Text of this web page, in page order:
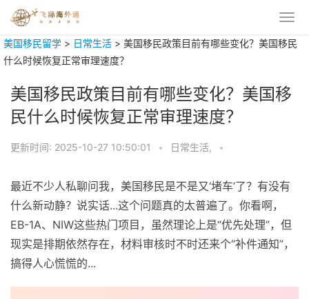
美国移民留学 > 日常生活 > 美国移民政策目前有哪些变化？美国移民
什么时候恢复正常审理速度？
美国移民政策目前有哪些变化？美国移
民什么时候恢复正常审理速度？
更新时间: 2025-10-27 10:50:01 • 日常生活, •
最近不少人私聊问我，美国移民是不是又‘堵车’了？有没有
什么新动静？说实话...这个问题真的太普遍了。你看啊，
EB-1A、NIW这些热门项目，虽然理论上是“优先处理”，但
现实是排期依然存在，材料审核时不时还来个“补件通知”，
搞得人心慌慌的...